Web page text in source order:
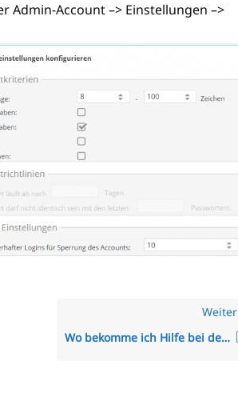
Admin-Account –> Einstellungen –>
Weiter
Wo bekomme ich Hilfe bei der Eingabe der Stammdaten?